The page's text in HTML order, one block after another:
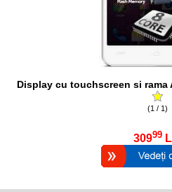
Display cu touchscreen si rama
(1 / 1)
30999